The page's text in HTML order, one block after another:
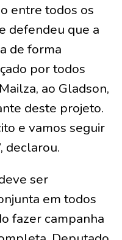
entre todos os
defendeu que a
de forma
por todos
ao Gladson,
deste projeto.
e vamos seguir
declarou.
ser
em todos
fazer campanha